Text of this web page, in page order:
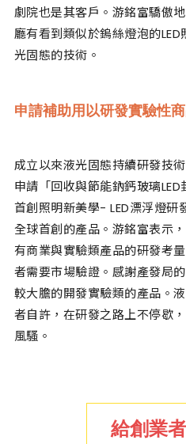
劇院也是其客戶。游銘富驕傲
廳有看到類似於鎢絲燈泡的
光固態的技術。
申請補助用以研發實驗性
成立以來液光固態持續研發技
申請「回收與節能鈉鈣玻璃
首創照明新美學- LED漂浮燈研
全球首創的產品。游銘富表示
有商業與實驗類產品的研發考
者需要市場驗證。感謝產發局
較大膽的開發實驗類的產品。
者自許，在研發之路上不停歇
風騷。
給創業